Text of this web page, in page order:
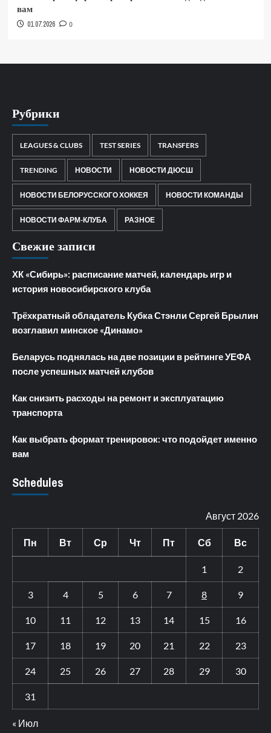
вам
01.07.2026 0
Рубрики
LEAGUES & CLUBS TEST SERIES TRANSFERS
TRENDING НОВОСТИ НОВОСТИ ДЮСШ
НОВОСТИ БЕЛОРУССКОГО ХОККЕЯ НОВОСТИ КОМАНДЫ
НОВОСТИ ФАРМ-КЛУБА РАЗНОЕ
Свежие записи
ХК «Сибирь»: расписание матчей, календарь игр и
история новосибирского клуба
Трёхкратный обладатель Кубка Стэнли Сергей Брылин
возглавил минское «Динамо»
Беларусь поднялась на две позиции в рейтинге УЕФА
после успешных матчей клубов
Как снизить расходы на ремонт и эксплуатацию
транспорта
Как выбрать формат тренировок: что подойдет именно
вам
Schedules
Август 2026
Пн Вт Ср Чт Пт Сб Вс
1 2
3 4 5 6 7 8 9
10 11 12 13 14 15 16
17 18 19 20 21 22 23
24 25 26 27 28 29 30
31
« Июл